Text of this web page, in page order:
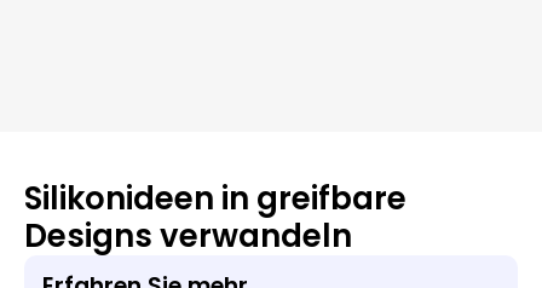
Silikonideen in greifbare
Designs verwandeln